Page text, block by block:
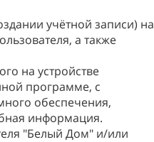
учётной записи) на
а также
на устройстве
программе, с
обеспечения,
информация.
"Белый Дом" и/или